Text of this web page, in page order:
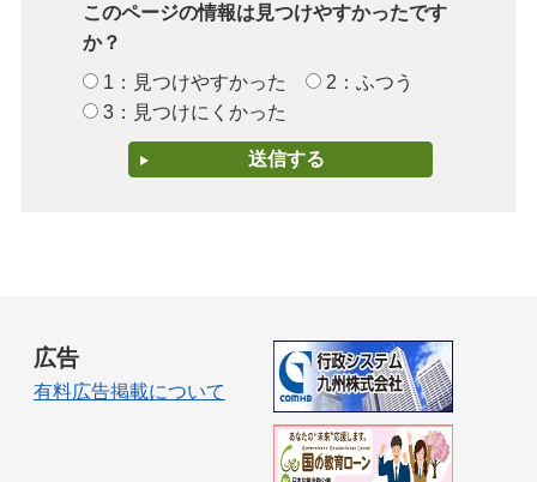
このページの情報は見つけやすかったです
か？
1：見つけやすかった
2：ふつう
3：見つけにくかった
広告
有料広告掲載について